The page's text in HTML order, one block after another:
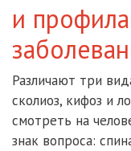
и
Различают три
сколиоз, кифоз и
смотреть на
знак вопроса: